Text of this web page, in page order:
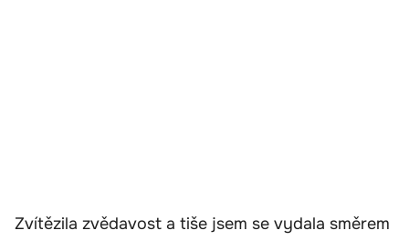
Zvítězila zvědavost a tiše jsem se vydala směrem